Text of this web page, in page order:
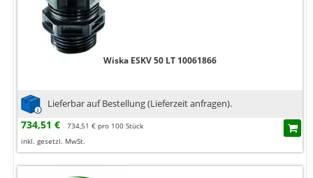
Wiska ESKV 50 LT 10061866
Lieferbar auf Bestellung (Lieferzeit anfragen).
734,51 €
734,51 € pro 100 Stück
inkl. gesetzl. MwSt.